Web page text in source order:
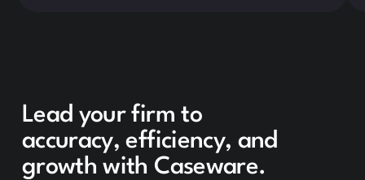
Lead your firm to
accuracy, efficiency, and
growth with Caseware.